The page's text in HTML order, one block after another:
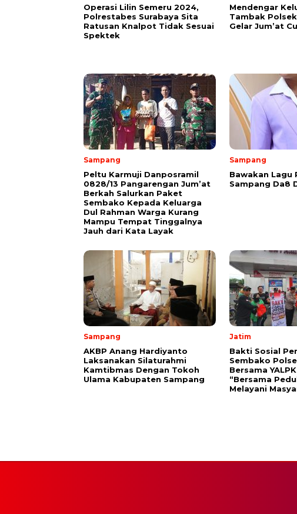
Operasi Lilin Semeru 2024,
Polrestabes Surabaya Sita
Ratusan Knalpot Tidak Sesuai
Spektek
Mendengar
Tambak
Gelar Jum’at
Sampang
Peltu Karmuji Danposramil
0828/13 Pangarengan Jum’at
Berkah Salurkan Paket
Sembako Kepada Keluarga
Dul Rahman Warga Kurang
Mampu Tempat Tinggalnya
Jauh dari Kata Layak
Sampang
Bawakan Lagu
Sampang Da8
Sampang
AKBP Anang Hardiyanto
Laksanakan Silaturahmi
Kamtibmas Dengan Tokoh
Ulama Kabupaten Sampang
Jatim
Bakti Sosial
Sembako
Bersama
“Bersama
Melayani